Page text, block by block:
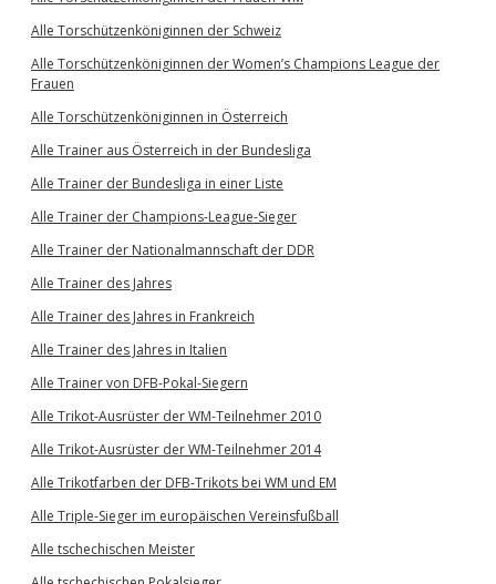
Alle Torschützenköniginnen der Schweiz
Alle Torschützenköniginnen der Women’s Champions League der
Frauen
Alle Torschützenköniginnen in Österreich
Alle Trainer aus Österreich in der Bundesliga
Alle Trainer der Bundesliga in einer Liste
Alle Trainer der Champions-League-Sieger
Alle Trainer der Nationalmannschaft der DDR
Alle Trainer des Jahres
Alle Trainer des Jahres in Frankreich
Alle Trainer des Jahres in Italien
Alle Trainer von DFB-Pokal-Siegern
Alle Trikot-Ausrüster der WM-Teilnehmer 2010
Alle Trikot-Ausrüster der WM-Teilnehmer 2014
Alle Trikotfarben der DFB-Trikots bei WM und EM
Alle Triple-Sieger im europäischen Vereinsfußball
Alle tschechischen Meister